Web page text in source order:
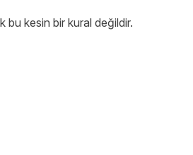
bu kesin bir kural değildir.